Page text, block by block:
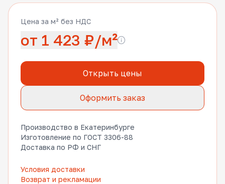
Цена за м² без НДС
от 1 423 ₽/м²
Открыть цены
Оформить заказ
Производство в Екатеринбурге
Изготовление по ГОСТ 3306-88
Доставка по РФ и СНГ
Условия доставки
Возврат и рекламации